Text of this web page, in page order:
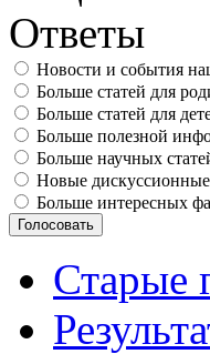
Ответы
Новости и события
Больше статей для
Больше статей для
Больше полезной
Больше научных
Новые дискуссионные
Больше интересных
Старые